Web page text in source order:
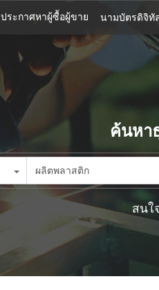
ประกาศหาผู้ซื้อผู้ขาย นามบัตรดิจิทั
ค้นหา
สนใ